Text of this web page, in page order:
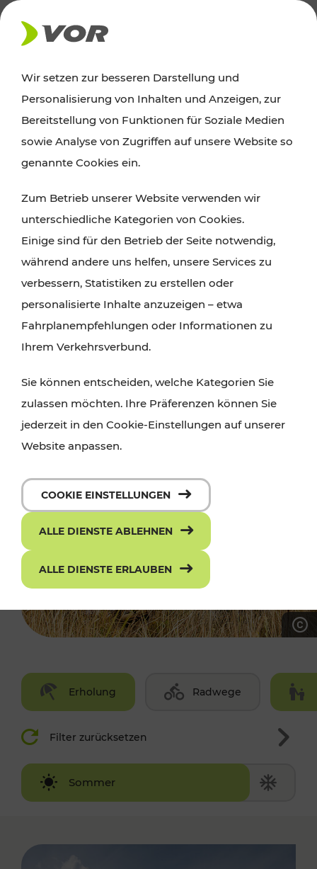
AKTUELLES
Ausflugstipps
Wien, Niederösterreich und das Burgenland
Wanderungen, Kultur und Gastronomie,
Radtouren oder purer Naturgenuss – viele
Attraktionen sind mit den Ticket- und Fahrplan-
Angeboten des VOR gut und schnell erreichbar.
Erholung Radwege
Filter zurücksetzen
Sommer
Winter
Wir setzen zur besseren Darstellung und
Personalisierung von Inhalten und Anzeigen, zur
Bereitstellung von Funktionen für Soziale Medien
sowie Analyse von Zugriffen auf unsere Website so
genannte Cookies ein.
Zum Betrieb unserer Website verwenden wir
unterschiedliche Kategorien von Cookies.
Einige sind für den Betrieb der Seite notwendig,
während andere uns helfen, unsere Services zu
verbessern, Statistiken zu erstellen oder
personalisierte Inhalte anzuzeigen – etwa
Fahrplanempfehlungen oder Informationen zu
Ihrem Verkehrsverbund.
Sie können entscheiden, welche Kategorien Sie
zulassen möchten. Ihre Präferenzen können Sie
jederzeit in den Cookie-Einstellungen auf unserer
Website anpassen.
COOKIE EINSTELLUNGEN
ALLE DIENSTE ABLEHNEN
ALLE DIENSTE ERLAUBEN